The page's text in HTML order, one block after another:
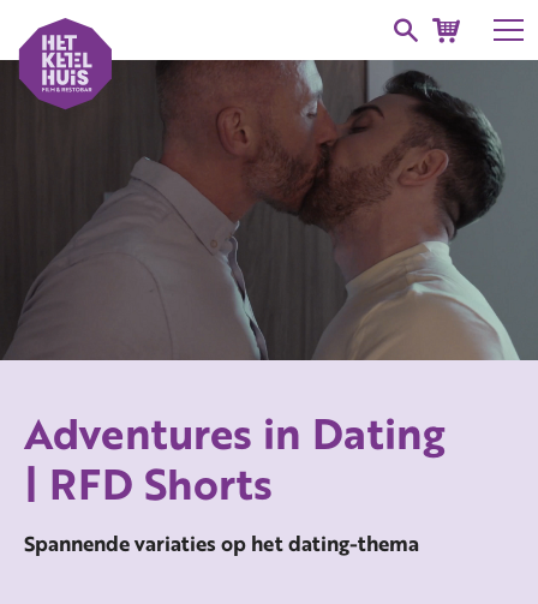
Adventures in Dating
| RFD Shorts
Spannende variaties op het dating-thema